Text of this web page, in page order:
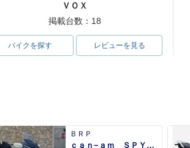
ＶＯＸ
掲載台数：18
バイクを探す レビューを見る
ＢＲＰ
ｃａｎ−ａｍ ＳＰＹＤＥＲ ＲＴ ＬＩＭＩＴＥＤ